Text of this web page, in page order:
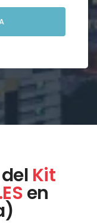
Kit
en